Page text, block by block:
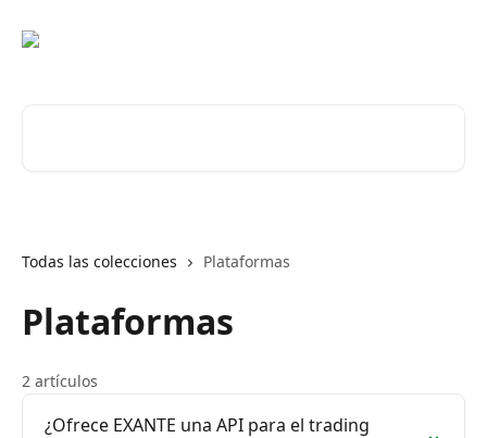
Todas las colecciones Plataformas
Plataformas
2 artículos
¿Ofrece EXANTE una API para el trading